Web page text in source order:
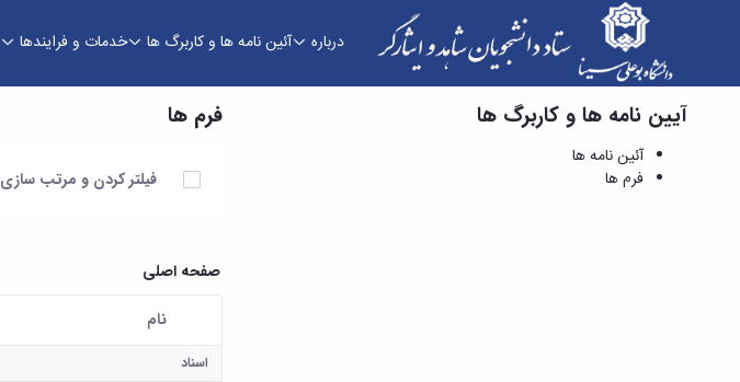
درباره آئین نامه ها و کاربرگ ها خدمات و فرایندها
فرم ها - ستاد دانشجویان شاهد و ایثارگر
آیین نامه ها و کاربرگ ها
آئین نامه ها
فرم ها
فرم ها
آیتم ها را انتخاب کنید
فیلتر کردن و مرتب سازی
صفحه اصلی
کاربر انتخاب شده
نام
اسناد